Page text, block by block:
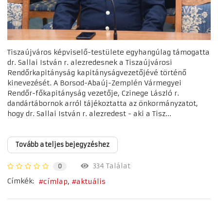
Tiszaújváros képviselő-testülete egyhangúlag támogatta
dr. Sallai István r. alezredesnek a Tiszaújvárosi
Rendőrkapitányság kapitányságvezetőjévé történő
kinevezését. A Borsod-Abaúj-Zemplén Vármegyei
Rendőr-főkapitányság vezetője, Czinege László r.
dandártábornok arról tájékoztatta az önkormányzatot,
hogy dr. Sallai István r. alezredest - aki a Tisz...
Tovább a teljes bejegyzéshez
0
334 Találat
Címkék:
címlap aktuális